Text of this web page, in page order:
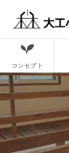
コンセプト